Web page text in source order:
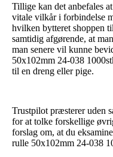
Tillige kan det anbefales
vitale vilkår i forbindelse
hvilken bytteret shoppen
samtidig afgørende, at
man senere vil kunne
50x102mm 24-038
til en dreng eller pige.
Trustpilot præsterer uden
for at tolke forskellige
forslag om, at du
rulle 50x102mm 24-038